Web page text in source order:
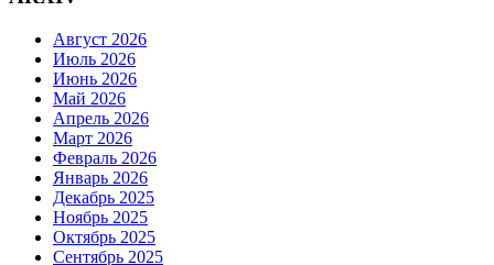
Август 2026
Июль 2026
Июнь 2026
Май 2026
Апрель 2026
Март 2026
Февраль 2026
Январь 2026
Декабрь 2025
Ноябрь 2025
Октябрь 2025
Сентябрь 2025